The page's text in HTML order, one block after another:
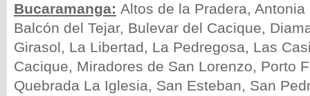
Bucaramanga: Altos de la Pradera,
Balcón del Tejar, Bulevar del Cacique,
Girasol, La Libertad, La Pedregosa, Las
Cacique, Miradores de San Lorenzo, Porto
Quebrada La Iglesia, San Esteban, San